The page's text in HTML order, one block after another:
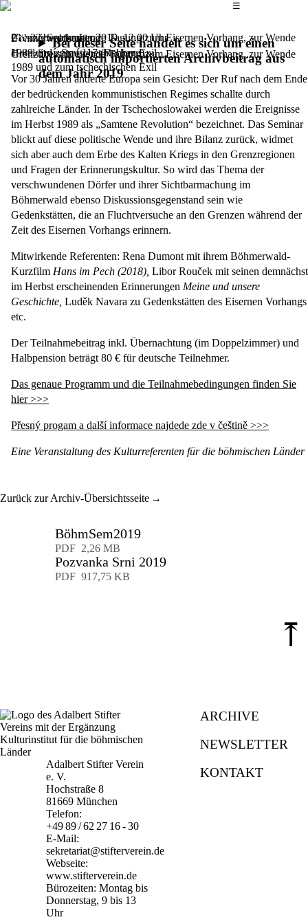
Das
☰
Bei dieser Seite handelt es sich um einen
automatisch importierten Archivbeitrag aus
dem Jahr 2019
Böhmerwaldseminar
Grenzüberschreitende Tagung zum Eisernen Vorhang, zur Wende
1989 und zum tschechischen Exil
Grenzüberschreitende Tagung zum Eisernen Vorhang, zur Wende
1989 und zum tschechischen Exil
Vor 30 Jahren änderte Europa sein Gesicht: Der Ruf nach dem Ende
der bedrückenden kommunistischen Regimes schallte durch
zahlreiche Länder. In der Tschechoslowakei werden die Ereignisse
im Herbst 1989 als „Samtene Revolution“ bezeichnet. Das Seminar
blickt auf diese politische Wende und ihre Bilanz zurück, widmet
sich aber auch dem Erbe des Kalten Kriegs in den Grenzregionen
und Fragen der Erinnerungskultur. So wird das Thema der
verschwundenen Dörfer und ihrer Sichtbarmachung im
Böhmerwald ebenso Diskussionsgegenstand sein wie
Gedenkstätten, die an Fluchtversuche an den Grenzen während der
Zeit des Eisernen Vorhangs erinnern.
Mitwirkende Referenten: Rena Dumont mit ihrem Böhmerwald-
Kurzfilm Hans im Pech (2018), Libor Rouček mit seinen demnächst
im Herbst erscheinenden Erinnerungen Meine und unsere
Geschichte, Luděk Navara zu Gedenkstätten des Eisernen Vorhangs
etc.
Der Teilnahmebeitrag inkl. Übernachtung (im Doppelzimmer) und
Halbpension beträgt 80 € für deutsche Teilnehmer.
Das genaue Programm und die Teilnahmebedingungen finden Sie
hier >>>
Přesný progam a další informace najdede zde v češtině >>>
Eine Veranstaltung des Kulturreferenten für die böhmischen Länder
21.–22. September 2019,12.00 Uhr
Hotel Srní, Srní 117 (Rehberg)
Zurück zur Archiv-Übersichtsseite
BöhmSem2019
PDF 2,26 MB
Pozvanka Srni 2019
PDF 917,75 KB
⤒
Adalbert Stifter Verein
e. V.
Hochstraße 8
81669 München
Telefon:
+49 89 / 62 27 16 - 30
E-Mail:
sekretariat@stifterverein.de
Webseite:
www.stifterverein.de
Bürozeiten: Montag bis
Donnerstag, 9 bis 13
Uhr
ARCHIVE
NEWSLETTER
KONTAKT